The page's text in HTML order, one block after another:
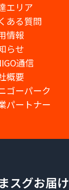
エリア
ある質問
情報
らせ
通信
概要
ゴーパーク
パートナー
スグお届け